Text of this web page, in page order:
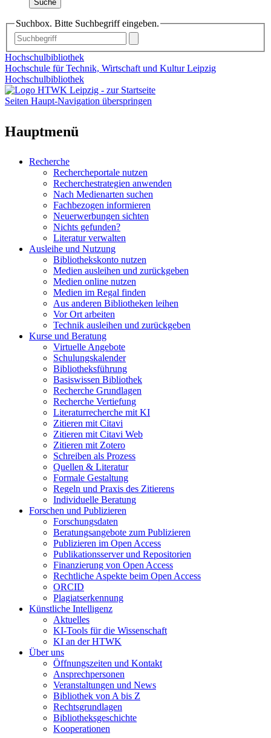
Suche
Suchbox. Bitte Suchbegriff eingeben.
Hochschulbibliothek
Hochschule für Technik, Wirtschaft und Kultur Leipzig
Hochschulbibliothek
Seiten Haupt-Navigation überspringen
Hauptmenü
Recherche
Rechercheportale nutzen
Recherchestrategien anwenden
Nach Medienarten suchen
Fachbezogen informieren
Neuerwerbungen sichten
Nichts gefunden?
Literatur verwalten
Ausleihe und Nutzung
Bibliothekskonto nutzen
Medien ausleihen und zurückgeben
Medien online nutzen
Medien im Regal finden
Aus anderen Bibliotheken leihen
Vor Ort arbeiten
Technik ausleihen und zurückgeben
Kurse und Beratung
Virtuelle Angebote
Schulungskalender
Bibliotheksführung
Basiswissen Bibliothek
Recherche Grundlagen
Recherche Vertiefung
Literaturrecherche mit KI
Zitieren mit Citavi
Zitieren mit Citavi Web
Zitieren mit Zotero
Schreiben als Prozess
Quellen & Literatur
Formale Gestaltung
Regeln und Praxis des Zitierens
Individuelle Beratung
Forschen und Publizieren
Forschungsdaten
Beratungsangebote zum Publizieren
Publizieren im Open Access
Publikationsserver und Repositorien
Finanzierung von Open Access
Rechtliche Aspekte beim Open Access
ORCID
Plagiatserkennung
Künstliche Intelligenz
Aktuelles
KI-Tools für die Wissenschaft
KI an der HTWK
Über uns
Öffnungszeiten und Kontakt
Ansprechpersonen
Veranstaltungen und News
Bibliothek von A bis Z
Rechtsgrundlagen
Bibliotheksgeschichte
Kooperationen